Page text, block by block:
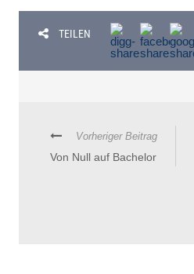
TEILEN
Vorheriger Beitrag
Von Null auf Bachelor